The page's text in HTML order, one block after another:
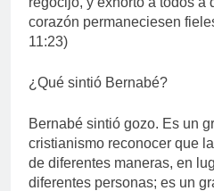
corazón permaneciesen
11:23)
¿Qué sintió Bernabé?
Bernabé sintió gozo. Es un
cristianismo reconocer que
de diferentes maneras, en
diferentes personas; es un